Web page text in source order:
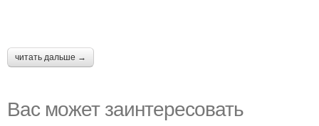
читать дальше →
Вас может заинтересовать